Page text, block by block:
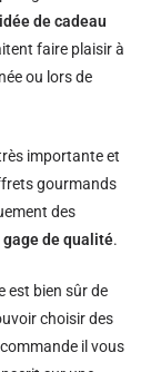
idée de cadeau
faire plaisir à
ou lors de
importante et
gourmands
des
gage de qualité.
est bien sûr de
choisir des
il vous